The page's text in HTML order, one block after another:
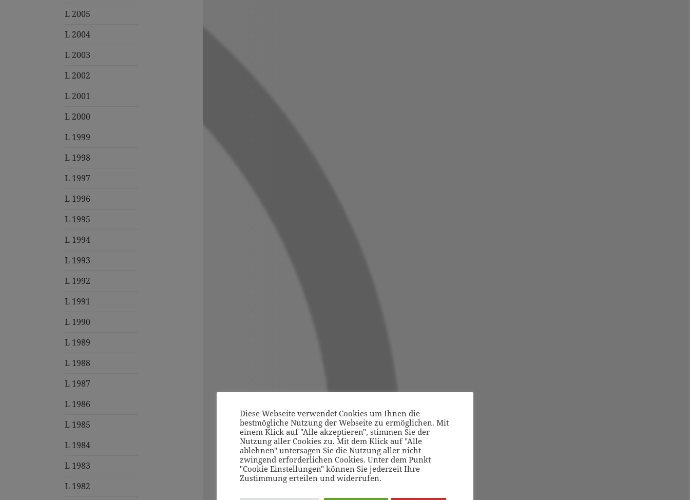
L 2005
L 2004
L 2003
L 2002
L 2001
L 2000
L 1999
L 1998
L 1997
L 1996
L 1995
L 1994
L 1993
L 1992
L 1991
L 1990
L 1989
L 1988
L 1987
L 1986
L 1985
L 1984
L 1983
L 1982
Diese Webseite verwendet Cookies um Ihnen die
bestmögliche Nutzung der Webseite zu ermöglichen. Mit
einem Klick auf "Alle akzeptieren", stimmen Sie der
Nutzung aller Cookies zu. Mit dem Klick auf "Alle
ablehnen" untersagen Sie die Nutzung aller nicht
zwingend erforderlichen Cookies. Unter dem Punkt
"Cookie Einstellungen" können Sie jederzeit Ihre
Zustimmung erteilen und widerrufen.